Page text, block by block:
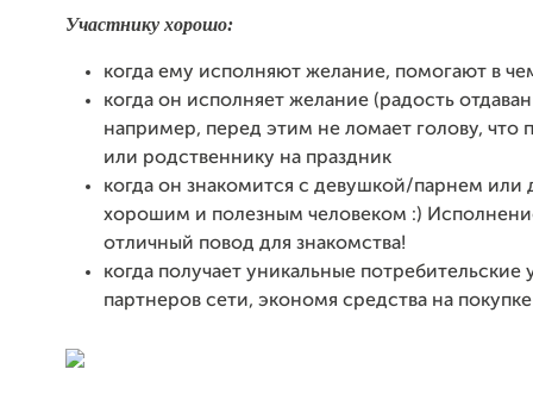
Участнику хорошо:
когда ему исполняют желание, помогают в
когда он исполняет желание (радость
например, перед этим не ломает голову, что
или родственнику на праздник
когда он знакомится с девушкой/парнем или
хорошим и полезным человеком :)
отличный повод для знакомства!
когда получает уникальные потребительские
партнеров сети, экономя средства на покупке